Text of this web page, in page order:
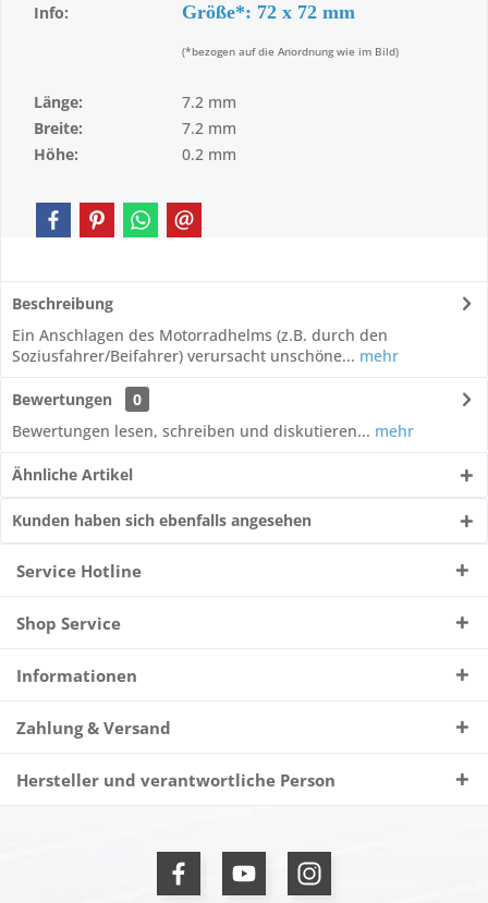
Info: Größe*: 72 x 72 mm
(*bezogen auf die Anordnung wie im Bild)
Länge:
7.2 mm
Breite:
7.2 mm
Höhe:
0.2 mm
Beschreibung
Ein Anschlagen des Motorradhelms (z.B. durch den
Soziusfahrer/Beifahrer) verursacht unschöne... mehr
Bewertungen
0
Bewertungen lesen, schreiben und diskutieren... mehr
Ähnliche Artikel
Kunden haben sich ebenfalls angesehen
Service Hotline
Shop Service
Informationen
Zahlung & Versand
Hersteller und verantwortliche Person